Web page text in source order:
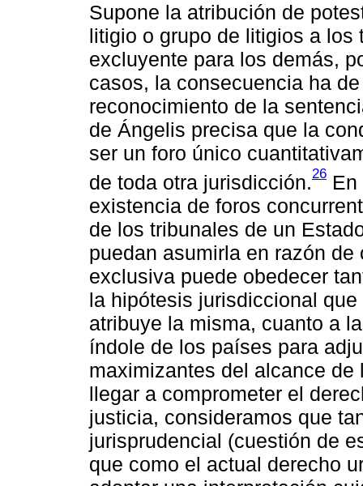
Supone la atribución de
litigio o grupo de litigios a los
excluyente para los demás,
casos, la consecuencia ha
reconocimiento de la
de Ángelis precisa que la
ser un foro único
de toda otra jurisdicción.26
existencia de foros
de los tribunales de un
puedan asumirla en razón
exclusiva puede obedecer
la hipótesis jurisdiccional
atribuye la misma, cuanto a
índole de los países para
maximizantes del alcance
llegar a comprometer el
justicia, consideramos que
jurisprudencial (cuestión de
que como el actual derecho